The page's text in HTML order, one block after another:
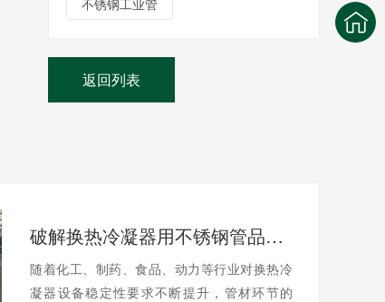
返回列表
破解换热冷凝器用不锈钢管品质痛点
随着化工、制药、食品、动力等行业对换热冷
凝器设备稳定性要求不断提升，管材环节的